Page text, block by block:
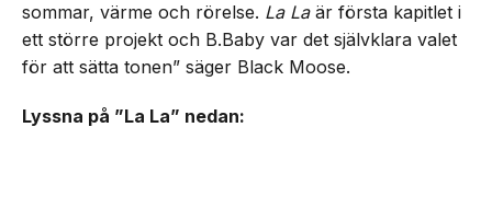
sommar, värme och rörelse. La Laär första kapitlet i
ett större projekt och B.Baby var det självklara valet
för att sätta tonen” säger Black Moose.
Lyssna på ”La La” nedan: